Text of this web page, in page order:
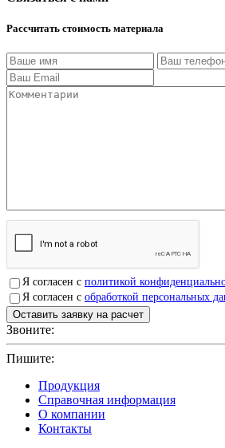
Рассчитать стоимость материала
Я согласен с политикой
Я согласен с обработкой персональных
Звоните:
Пишите:
Продукция
Справочная информация
О компании
Контакты